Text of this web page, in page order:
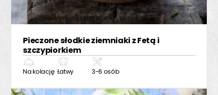
Pieczone słodkie ziemniaki z Fetą i
szczypiorkiem
Na kolację Łatwy 3-6 osób